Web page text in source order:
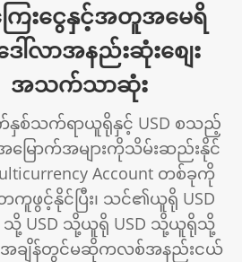
ေးငွေနှင့်အတူအမေရိ
ါ်လာအနည်းဆုံးစျေး
အသက်သာဆုံး
စ်သက်ရာယူရိုနှင့် USD စသည့်
မြောက်အများကိုသိမ်းဆည်းနိုင်
Account တစ်ခုကို
င့်နိုင်ပြီး၊ သင်၏ယူရို USD
သို့ USD သို့ယူရို USD သို့ယူရိုသို့
ျိန်တွင်မဆိုကလစ်အနည်းငယ်